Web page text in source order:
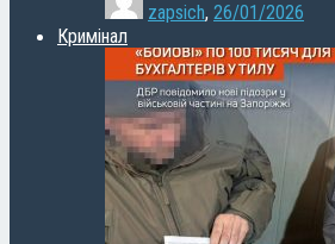
zapsich, 26/01/2026
Кримінал